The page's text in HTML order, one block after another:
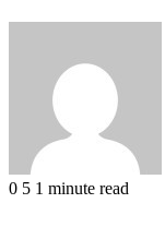
0 5 1 minute read